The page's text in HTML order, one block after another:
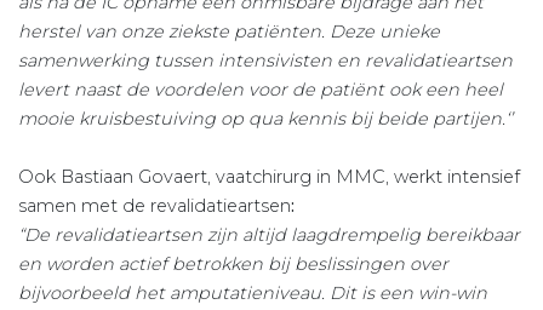
herstel van onze ziekste patiënten. Deze unieke
samenwerking tussen intensivisten en revalidatieartsen
levert naast de voordelen voor de patiënt ook een heel
mooie kruisbestuiving op qua kennis bij beide partijen.‘’
Ook Bastiaan Govaert, vaatchirurg in MMC, werkt intensief
samen met de revalidatieartsen:
“De revalidatieartsen zijn altijd laagdrempelig bereikbaar
en worden actief betrokken bij beslissingen over
bijvoorbeeld het amputatieniveau. Dit is een win-win